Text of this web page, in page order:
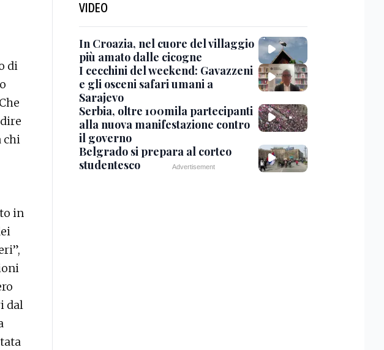
di
chi
in
dal
VIDEO
In Croazia, nel cuore del villaggio
più amato dalle cicogne
I cecchini del weekend: Gavazzeni
e gli osceni safari umani a
Sarajevo
Serbia, oltre 100mila partecipanti
alla nuova manifestazione contro
il governo
Belgrado si prepara al corteo
studentesco